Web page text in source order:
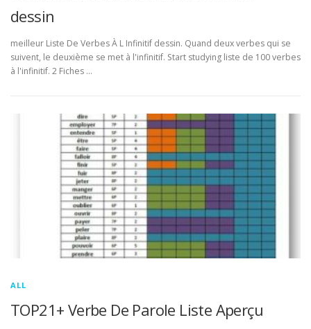
dessin
meilleur Liste De Verbes À L Infinitif dessin. Quand deux verbes qui se
suivent, le deuxième se met à l'infinitif. Start studying liste de 100 verbes
à l'infinitif. 2 Fiches …
ALL
TOP21+ Verbe De Parole Liste Aperçu